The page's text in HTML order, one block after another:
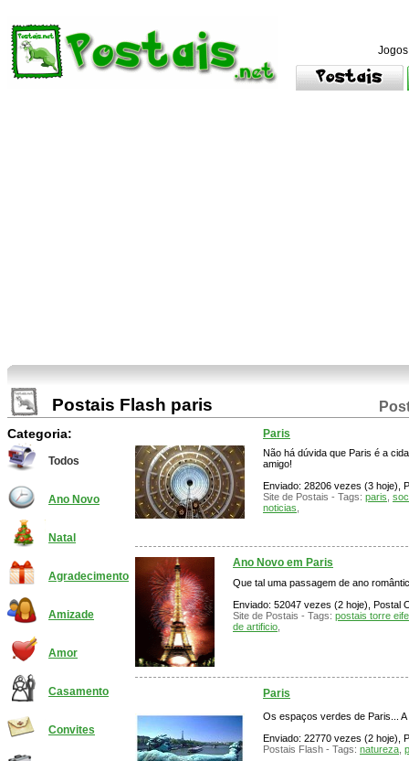
Postais Flash paris
Categoria:
Todos
Ano Novo
Natal
Agradecimento
Amizade
Amor
Casamento
Convites
Paris
Não há dúvida que Paris é a
amigo!
Enviado: 28206 vezes (3 hoje),
Site de Postais - Tags: paris
noticias
Ano Novo em Paris
Que tal uma passagem de ano
Enviado: 52047 vezes (2 hoje), Postal
Site de Postais - Tags: postais torre
de artificio
Paris
Os espaços verdes de Paris...
Enviado: 22770 vezes (2 hoje),
Postais Flash - Tags: natureza